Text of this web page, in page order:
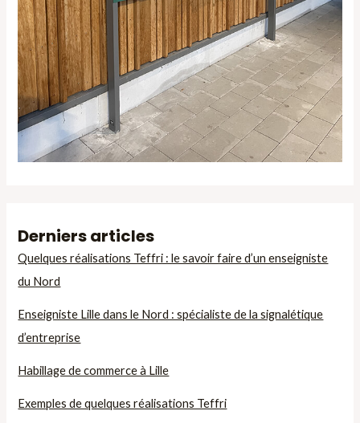
Derniers articles
Quelques réalisations Teffri : le savoir faire d’un enseigniste
du Nord
Enseigniste Lille dans le Nord : spécialiste de la signalétique
d’entreprise
Habillage de commerce à Lille
Exemples de quelques réalisations Teffri